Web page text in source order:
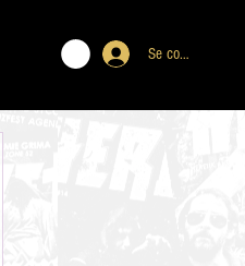
Se connecter